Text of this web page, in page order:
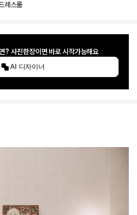
링 공간
드레스룸
? 사진한장이면 바로 시작가능해요
AI 디자이너